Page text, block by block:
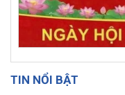
TIN NỔI BẬT